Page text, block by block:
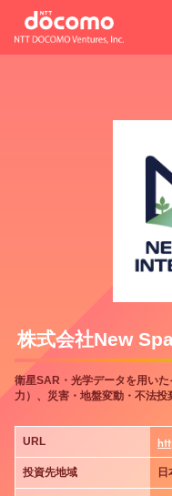
株式会社New
衛星SAR・光学データを用い
力）、災害・地盤変動・不法
URL
投資先地域 日